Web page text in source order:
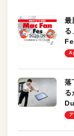
最
る
し
落
る
の